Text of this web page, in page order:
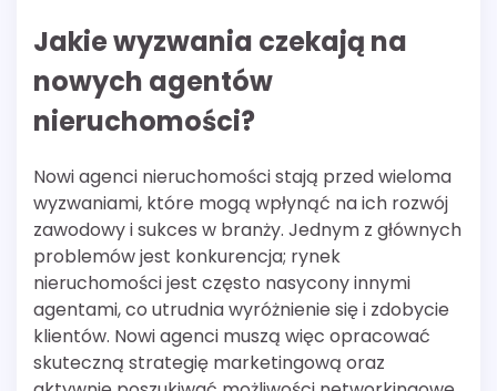
Jakie wyzwania czekają na
nowych agentów
nieruchomości?
Nowi agenci nieruchomości stają przed wieloma
wyzwaniami, które mogą wpłynąć na ich rozwój
zawodowy i sukces w branży. Jednym z głównych
problemów jest konkurencja; rynek
nieruchomości jest często nasycony innymi
agentami, co utrudnia wyróżnienie się i zdobycie
klientów. Nowi agenci muszą więc opracować
skuteczną strategię marketingową oraz